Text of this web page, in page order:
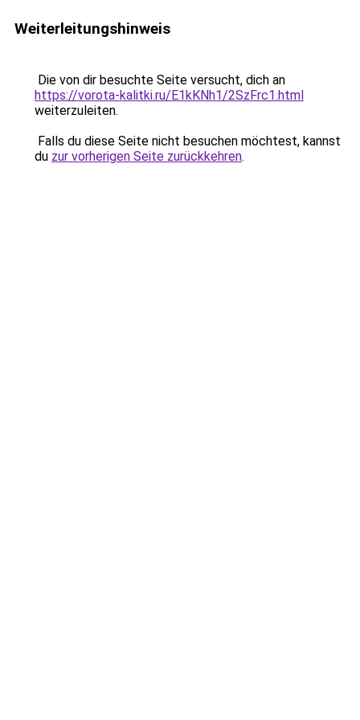
Weiterleitungshinweis
Die von dir besuchte Seite versucht, dich an
https://vorota-kalitki.ru/E1kKNh1/2SzFrc1.html
weiterzuleiten.
Falls du diese Seite nicht besuchen möchtest, kannst
du zur vorherigen Seite zurückkehren.